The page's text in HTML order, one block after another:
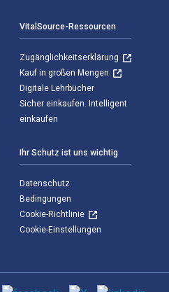
VitalSource-Ressourcen
Zugänglichkeitserklärung
Kauf in großen Mengen
Digitale Lehrbücher
Sicher einkaufen. Intelligent
einkaufen
Ihr Schutz ist uns wichtig
Datenschutz
Bedingungen
Cookie-Richtlinie
Cookie-Einstellungen